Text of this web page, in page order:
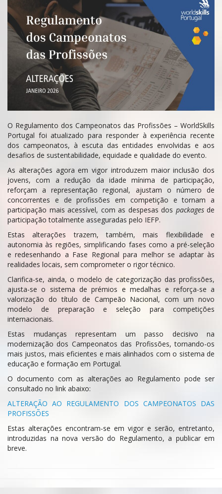
O Regulamento dos Campeonatos das Profissões – WorldSkills
Portugal foi atualizado para responder à experiência recente
dos campeonatos, à escuta das entidades envolvidas e aos
desafios de sustentabilidade, equidade e qualidade do evento.
As alterações agora em vigor introduzem maior inclusão dos
jovens, com a redução da idade mínima de participação,
reforçam a representação regional, ajustam o número de
concorrentes e de profissões em competição e tornam a
participação mais acessível, com as despesas dos packagesde
participação totalmente asseguradas pelo IEFP.
Estas alterações trazem, também, mais flexibilidade e
autonomia às regiões, simplificando fases como a pré-seleção
e redesenhando a Fase Regional para melhor se adaptar às
realidades locais, sem comprometer o rigor técnico.
Clarifica-se, ainda, o modelo de categorização das profissões,
ajusta-se o sistema de prémios e medalhas e reforça-se a
valorização do título de Campeão Nacional, com um novo
modelo de preparação e seleção para competições
internacionais.
Estas mudanças representam um passo decisivo na
modernização dos Campeonatos das Profissões, tornando-os
mais justos, mais eficientes e mais alinhados com o sistema de
educação e formação em Portugal.
O documento com as alterações ao Regulamento pode ser
consultado no link abaixo:
ALTERAÇÃO AO REGULAMENTO DOS CAMPEONATOS DAS
PROFISSÕES
Estas alterações encontram-se em vigor e serão, entretanto,
introduzidas na nova versão do Regulamento, a publicar em
breve.